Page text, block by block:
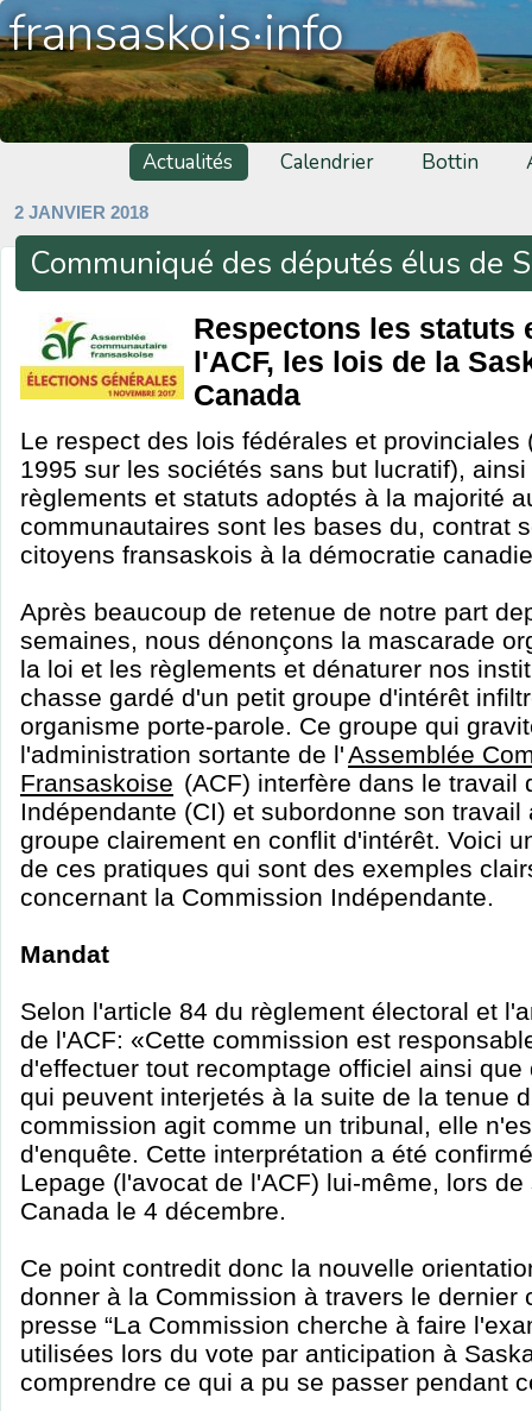
fransaskois·info
Actualités Calendrier Bottin
2 JANVIER 2018
Communiqué des députés élus de
Respectons les statuts
l'ACF, les lois de la
Canada
Le respect des lois fédérales et provinciales
1995 sur les sociétés sans but lucratif),
règlements et statuts adoptés à la majorité
communautaires sont les bases du, contrat
citoyens fransaskois à la démocratie
Après beaucoup de retenue de notre part
semaines, nous dénonçons la mascarade
la loi et les règlements et dénaturer nos
chasse gardé d'un petit groupe d'intérêt
organisme porte-parole. Ce groupe qui
l'administration sortante de l'Assemblée
Fransaskoise (ACF) interfère dans le travail
Indépendante (CI) et subordonne son
groupe clairement en conflit d'intérêt. Voici
de ces pratiques qui sont des exemples
concernant la Commission Indépendante.
Mandat
Selon l'article 84 du règlement électoral et
de l'ACF: «Cette commission est
d'effectuer tout recomptage officiel ainsi
qui peuvent interjetés à la suite de la tenue
commission agit comme un tribunal, elle
d'enquête. Cette interprétation a été
Lepage (l'avocat de l'ACF) lui-même, lors
Canada le 4 décembre.
Ce point contredit donc la nouvelle
donner à la Commission à travers le dernier
presse “La Commission cherche à faire
utilisées lors du vote par anticipation à
comprendre ce qui a pu se passer pendant